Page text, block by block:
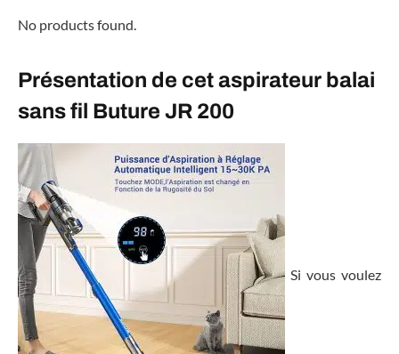
No products found.
Présentation de cet aspirateur balai
sans fil Buture JR 200
Si vous voulez